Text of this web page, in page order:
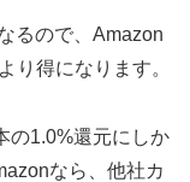
るので、Amazon
り得になります。
の1.0%還元にしか
なら、他社カ